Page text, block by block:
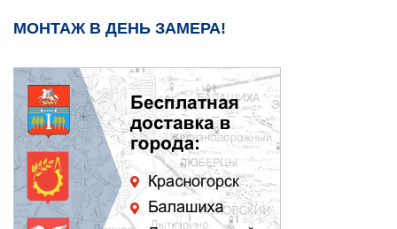
МОНТАЖ В ДЕНЬ ЗАМЕРА!